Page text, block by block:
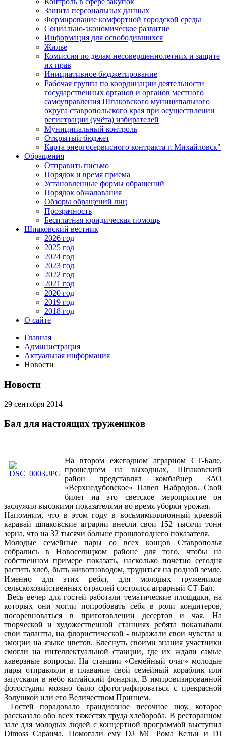
Защита персональных данных
Формирование комфортной городской среды
Социально-экономическое развитие
Информация для освободившихся
Жилье
Комиссия по делам несовершеннолетних и защите
их прав
Инициативное бюджетирование
Рабочая группа по координации деятельности
государственных органов и органов местного
самоуправления Шпаковского муниципального
округа ставропольского края при осуществлении
регистрации (учёта) избирателей
Муниципальный контроль
Открытый бюджет
Карта энергосервисного контракта г. Михайловск"
Обращения
Отправить письмо
Порядок и время приема
Установленные формы обращений
Порядок обжалования
Обзоры обращений лиц
Прозрачность
Бесплатная юридическая помощь
Шпаковский вестник
2026 год
2025 год
2024 год
2023 год
2022 год
2021 год
2020 год
2019 год
2018 год
О сайте
Главная
Администрация
Актуальная информация
Новости
Новости
29 сентября 2014
Бал для настоящих тружеников
На втором ежегодном аграрном СТ-Бале,
прошедшем на выходных, Шпаковский
район представлял комбайнер ЗАО
«Верхнедубовское» Павел Набродов. Свой
билет на это светское мероприятие он
заслужил высокими показателями во время уборки урожая.
Напомним, что в этом году в восьмимиллионный краевой
каравай шпаковские аграрии внесли свои 152 тысячи тонн
зерна, что на 32 тысячи больше прошлогоднего показателя.
Молодые семейные пары со всех концов Ставрополья
собрались в Новоселицком районе для того, чтобы на
собственном примере показать, насколько почетно сегодня
растить хлеб, быть животноводом, трудиться на родной земле.
Именно для этих ребят, для молодых тружеников
сельскохозяйственных отраслей состоялся аграрный СТ-Бал.
Весь вечер для гостей работали тематические площадки, на
которых они могли попробовать себя в роли кондитеров,
посоревноваться в приготовлении десертов и чая. На
творческой и художественной станциях ребята показывали
свои таланты, на флористической - выражали свои чувства и
эмоции на языке цветов. Блеснуть своими знания участники
смогли на интеллектуальной станции, где их ждали самые
каверзные вопросы. На станции «Семейный очаг» молодые
пары отправляли в плавание свой семейный кораблик или
запускали в небо китайский фонарик. В импровизированной
фотостудии можно было сфотографироваться с прекрасной
Золушкой или его Величеством Принцем.
Гостей порадовало грандиозное песочное шоу, которое
рассказало обо всех тяжестях труда хлебороба. В ресторанном
зале для молодых людей с концертной программой выступил
Dimoss Саранча. Помогали ему DJ MC Рома Кельи и DJ